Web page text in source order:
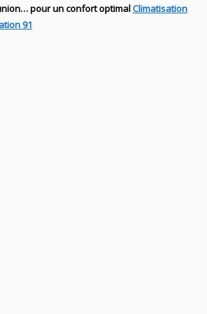
pour un confort optimalClimatisation
91